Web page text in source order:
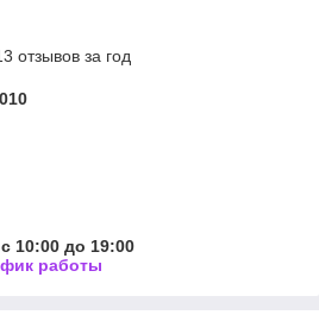
отзывов за год
10:00 до 19:00
работы